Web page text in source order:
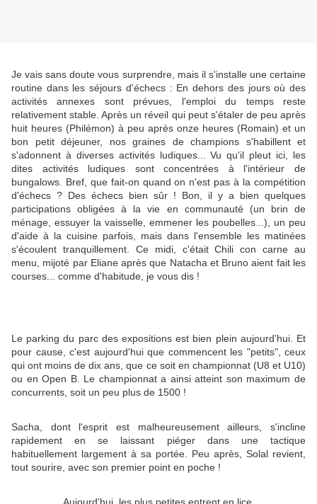
Je vais sans doute vous surprendre, mais il s'installe une certaine
routine dans les séjours d'échecs : En dehors des jours où des
activités annexes sont prévues, l'emploi du temps reste
relativement stable. Après un réveil qui peut s'étaler de peu après
huit heures (Philémon) à peu après onze heures (Romain) et un
bon petit déjeuner, nos graines de champions s'habillent et
s'adonnent à diverses activités ludiques... Vu qu'il pleut ici, les
dites activités ludiques sont concentrées à l'intérieur de
bungalows. Bref, que fait-on quand on n'est pas à la compétition
d'échecs ? Des échecs bien sûr ! Bon, il y a bien quelques
participations obligées à la vie en communauté (un brin de
ménage, essuyer la vaisselle, emmener les poubelles...), un peu
d'aide à la cuisine parfois, mais dans l'ensemble les matinées
s'écoulent tranquillement. Ce midi, c'était Chili con carne au
menu, mijoté par Eliane après que Natacha et Bruno aient fait les
courses... comme d'habitude, je vous dis !
Le parking du parc des expositions est bien plein aujourd'hui. Et
pour cause, c'est aujourd'hui que commencent les "petits", ceux
qui ont moins de dix ans, que ce soit en championnat (U8 et U10)
ou en Open B. Le championnat a ainsi atteint son maximum de
concurrents, soit un peu plus de 1500 !
Sacha, dont l'esprit est malheureusement ailleurs, s'incline
rapidement en se laissant piéger dans une tactique
habituellement largement à sa portée. Peu après, Solal revient,
tout sourire, avec son premier point en poche !